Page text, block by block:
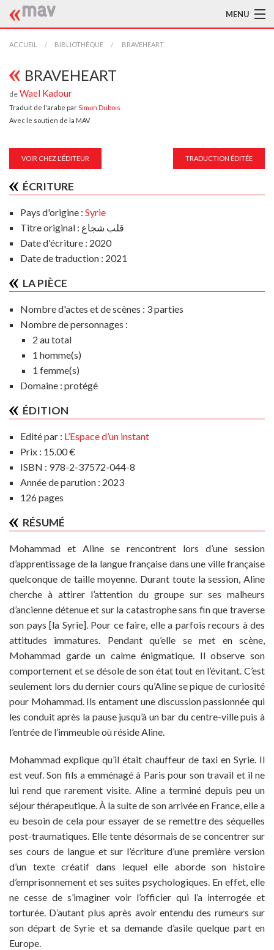
MENU
ACCUEIL
BIBLIOTHÈQUE
TRADUCTEURS
AIDE À LA TRADUCTION
ACCUEIL BIBLIOTHÈQUE BRAVEHEART
BRAVEHEART
de Wael Kadour
Traduit de l'arabe parSimon Dubois
Avec le soutien de la MAV
VOIR CHEZ L'ÉDITEUR TRADUCTION ÉDITÉE
ÉCRITURE
Pays d'origine : Syrie
Titre original : قلب شجاع
Date d'écriture : 2020
Date de traduction : 2021
LA PIÈCE
Nombre d'actes et de scènes : 3 parties
Nombre de personnages :
2 au total
1 homme(s)
1 femme(s)
Domaine : protégé
ÉDITION
Edité par : L’Espace d’un instant
Prix : 15.00 €
ISBN : 978-2-37572-044-8
Année de parution : 2023
126 pages
RÉSUMÉ
Mohammad et Aline se rencontrent lors d’une session
d’apprentissage de la langue française dans une ville française
quelconque de taille moyenne. Durant toute la session, Aline
cherche à attirer l’attention du groupe sur ses malheurs
d’ancienne détenue et sur la catastrophe sans fin que traverse
son pays [la Syrie]. Pour ce faire, elle a parfois recours à des
attitudes immatures. Pendant qu’elle se met en scène,
Mohammad garde un calme énigmatique. Il observe son
comportement et se désole de son état tout en l’évitant. C’est
seulement lors du dernier cours qu’Aline se pique de curiosité
pour Mohammad. Ils entament une discussion passionnée qui
les conduit après la pause jusqu’à un bar du centre-ville puis à
l’entrée de l’immeuble où réside Aline.
Mohammad explique qu’il était chauffeur de taxi en Syrie. Il
est veuf. Son fils a emménagé à Paris pour son travail et il ne
lui rend que rarement visite. Aline a terminé depuis peu un
séjour thérapeutique. À la suite de son arrivée en France, elle a
eu besoin de cela pour essayer de se remettre des séquelles
post-traumatiques. Elle tente désormais de se concentrer sur
ses cours de langue et sur l’écriture d’une première version
d’un texte créatif dans lequel elle aborde son histoire
d’emprisonnement et ses suites psychologiques. En effet, elle
ne cesse de s’imaginer voir l’officier qui l’a interrogée et
torturée. D’autant plus après avoir entendu des rumeurs sur
son départ de Syrie et sa demande d’asile quelque part en
Europe.